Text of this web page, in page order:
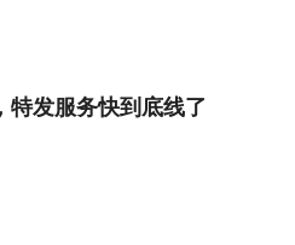
特发服务快到底线了